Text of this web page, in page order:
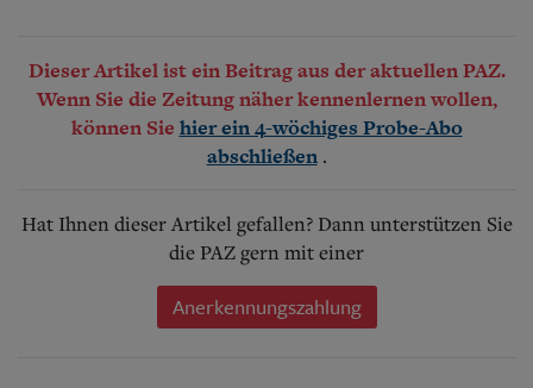
Dieser Artikel ist ein Beitrag aus der aktuellen PAZ.
Wenn Sie die Zeitung näher kennenlernen wollen,
können Sie hier ein 4-wöchiges Probe-Abo
abschließen .
Hat Ihnen dieser Artikel gefallen? Dann unterstützen Sie
die PAZ gern mit einer
Anerkennungszahlung